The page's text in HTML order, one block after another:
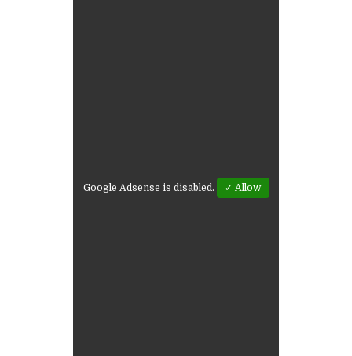
Google Adsense is disabled. ✓ Allow